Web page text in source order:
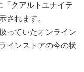
「クアルトユナイテ
されます。
っていたオンライン
インストアの今の状